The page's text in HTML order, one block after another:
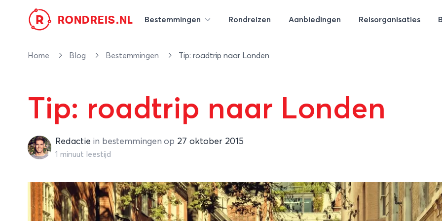
R RONDREIS.NL Bestemmingen Rondreizen Aanbiedingen Reisorganisaties
Home Blog Bestemmingen Tip: roadtrip naar Londen
Tip: roadtrip naar Londen
RedactieRedactie in bestemmingen op 27 oktober 2015
1 minuut leestijd